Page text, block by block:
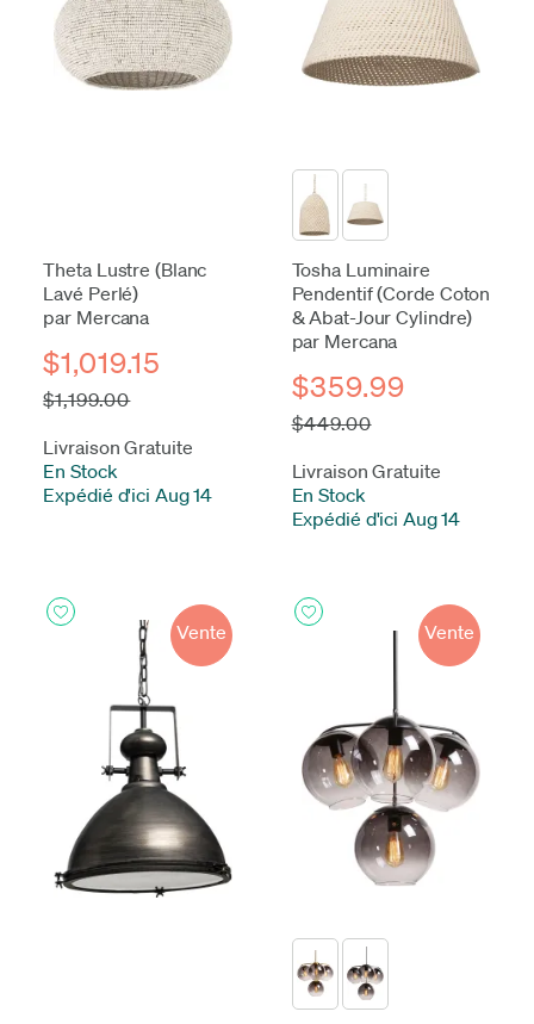
Theta Lustre (Blanc
Lavé Perlé)
par Mercana
$1,019.15
$1,199.00
Livraison Gratuite
En Stock
Expédié d'ici Aug 14
Tosha Luminaire
Pendentif (Corde Coton
& Abat-Jour Cylindre)
par Mercana
$359.99
$449.00
Livraison Gratuite
En Stock
Expédié d'ici Aug 14
Vente Vente